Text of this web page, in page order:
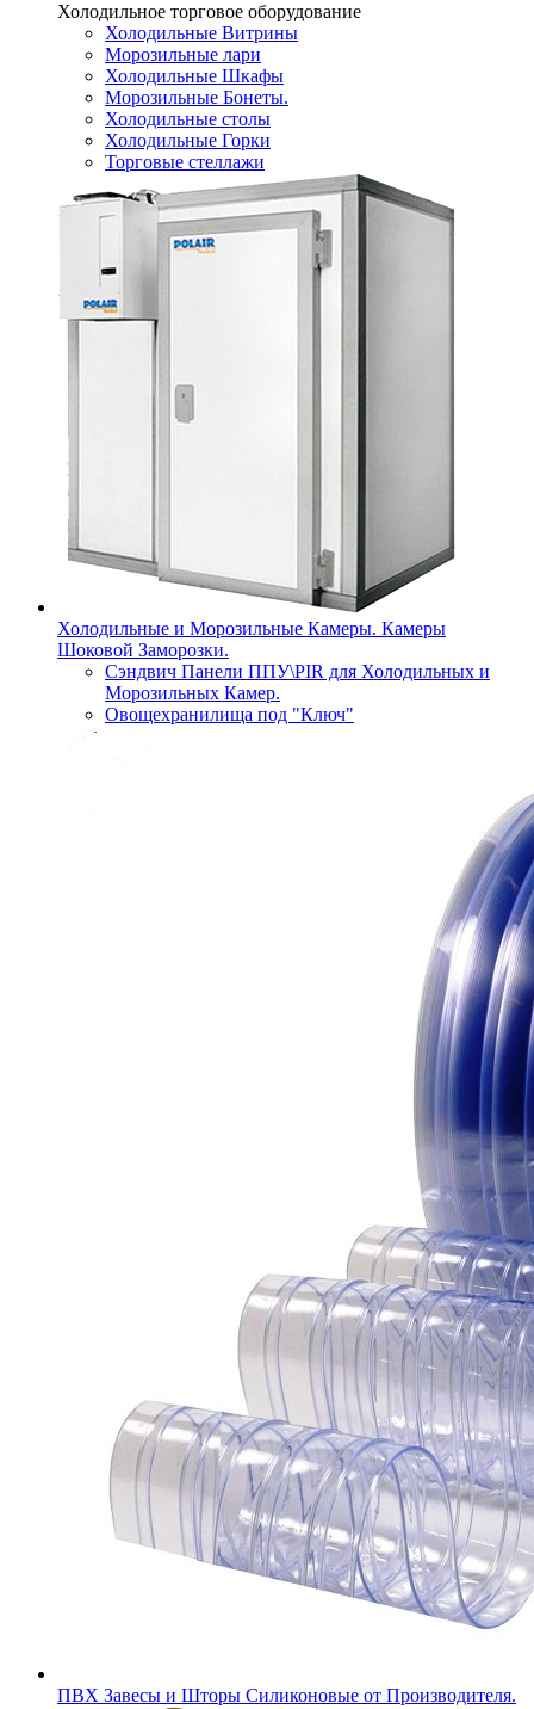
Холодильное торговое оборудование
Холодильные Витрины
Морозильные лари
Холодильные Шкафы
Морозильные Бонеты.
Холодильные столы
Холодильные Горки
Торговые стеллажи
Холодильные и Морозильные Камеры. Камеры
Шоковой Заморозки.
Сэндвич Панели ППУ\PIR для Холодильных и
Морозильных Камер.
Овощехранилища под "Ключ"
ПВХ Завесы и Шторы Силиконовые от Производителя.